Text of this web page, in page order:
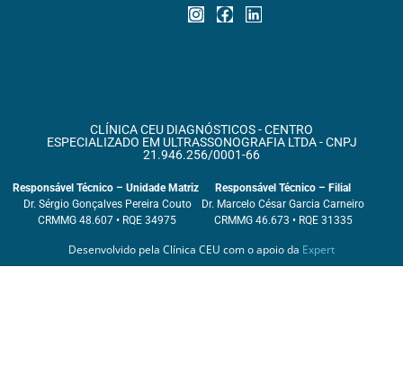
CLÍNICA CEU DIAGNÓSTICOS - CENTRO
ESPECIALIZADO EM ULTRASSONOGRAFIA LTDA - CNPJ
21.946.256/0001-66
Responsável Técnico – Unidade Matriz
Dr. Sérgio Gonçalves Pereira Couto
CRMMG 48.607 • RQE 34975
Responsável Técnico – Filial
Dr. Marcelo César Garcia Carneiro
CRMMG 46.673 • RQE 31335
Desenvolvido pela Clínica CEU com o apoio da Expert